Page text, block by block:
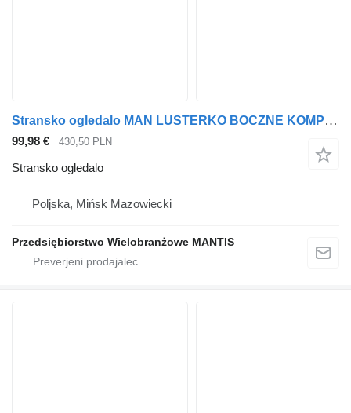
Stransko ogledalo MAN LUSTERKO BOCZNE KOMPLETNE MAN TGA TGL TGM LEWE za vlačilec
99,98 € 430,50 PLN
Stransko ogledalo
Poljska, Mińsk Mazowiecki
Przedsiębiorstwo Wielobranżowe MANTIS